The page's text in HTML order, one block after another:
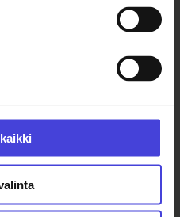
tunnettua
erilaisia